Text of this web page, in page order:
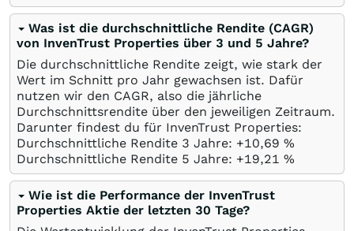
Was ist die durchschnittliche Rendite (CAGR)
von InvenTrust Properties über 3 und 5 Jahre?
Die durchschnittliche Rendite zeigt, wie stark der
Wert im Schnitt pro Jahr gewachsen ist. Dafür
nutzen wir den CAGR, also die jährliche
Durchschnittsrendite über den jeweiligen Zeitraum.
Darunter findest du für InvenTrust Properties:
Durchschnittliche Rendite 3 Jahre: +10,69 %
Durchschnittliche Rendite 5 Jahre: +19,21 %
Wie ist die Performance der InvenTrust
Properties Aktie der letzten 30 Tage?